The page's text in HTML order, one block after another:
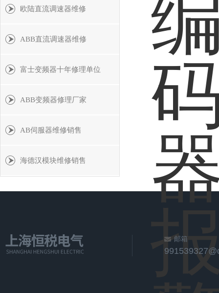
欧陆直流调速器维修
ABB直流调速器维修
富士变频器十年修理单位
ABB变频器修理厂家
AB伺服器维修销售
海德汉模块维修销售
邮箱